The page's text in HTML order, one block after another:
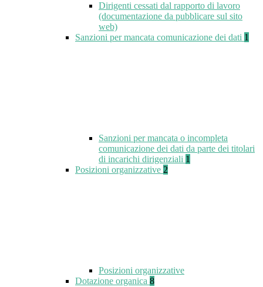
Dirigenti cessati dal rapporto di lavoro
(documentazione da pubblicare sul sito
web)
Sanzioni per mancata comunicazione dei dati 1
Sanzioni per mancata o incompleta
comunicazione dei dati da parte dei titolari
di incarichi dirigenziali 1
Posizioni organizzative 2
Posizioni organizzative
Dotazione organica 8